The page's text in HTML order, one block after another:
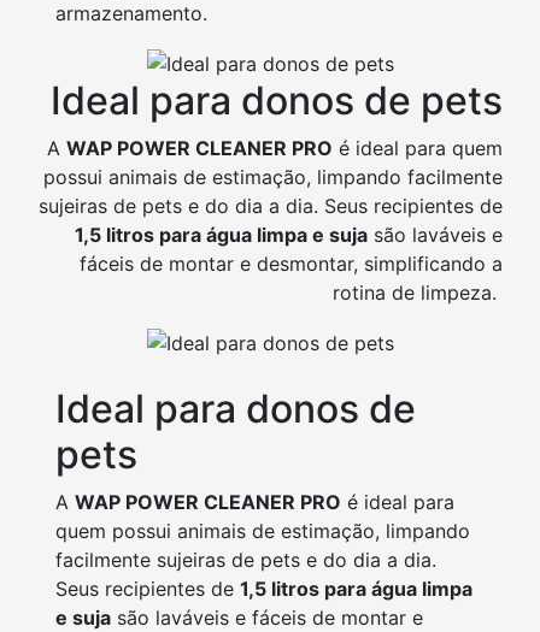
armazenamento.
Ideal para donos de pets
A WAP POWER CLEANER PRO é ideal para quem
possui animais de estimação, limpando facilmente
sujeiras de pets e do dia a dia. Seus recipientes de
1,5 litros para água limpa e suja são laváveis e
fáceis de montar e desmontar, simplificando a
rotina de limpeza.
Ideal para donos de
pets
A WAP POWER CLEANER PRO é ideal para
quem possui animais de estimação, limpando
facilmente sujeiras de pets e do dia a dia.
Seus recipientes de 1,5 litros para água limpa
e suja são laváveis e fáceis de montar e